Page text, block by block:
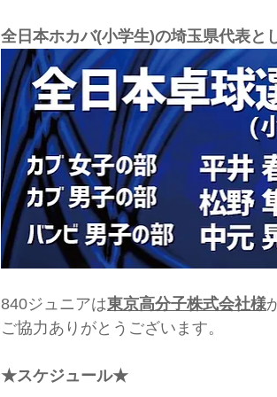
全日本ホカバ(小学生)の埼玉県代表と
840ジュニアは東京高分子株式会社様
ご協力ありがとうございます。
★スケジュール★